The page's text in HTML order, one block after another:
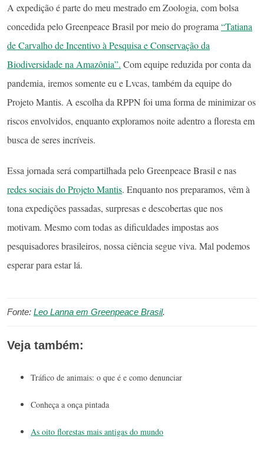
A expedição é parte do meu mestrado em Zoologia, com bolsa
concedida pelo Greenpeace Brasil por meio do programa“Tatiana
de Carvalho de Incentivo à Pesquisa e Conservação da
Biodiversidade na Amazônia”. Com equipe reduzida por conta da
pandemia, iremos somente eu e Lvcas, também da equipe do
Projeto Mantis. A escolha da RPPN foi uma forma de minimizar os
riscos envolvidos, enquanto exploramos noite adentro a floresta em
busca de seres incríveis.
Essa jornada será compartilhada pelo Greenpeace Brasil e nas
redes sociais do Projeto Mantis. Enquanto nos preparamos, vêm à
tona expedições passadas, surpresas e descobertas que nos
motivam. Mesmo com todas as dificuldades impostas aos
pesquisadores brasileiros, nossa ciência segue viva. Mal podemos
esperar para estar lá.
Fonte: Leo Lanna em Greenpeace Brasil.
Veja também:
Tráfico de animais: o que é e como denunciar
Conheça a onça pintada
As oito florestas mais antigas do mundo